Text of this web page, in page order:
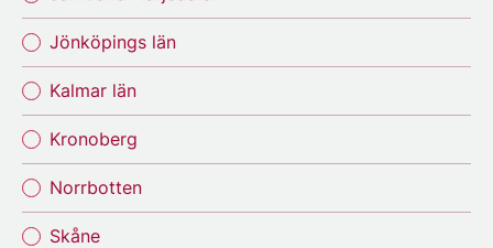
Jönköpings län
Kalmar län
Kronoberg
Norrbotten
Skåne